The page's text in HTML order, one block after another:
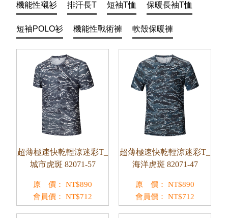
機能性襯衫 排汗長T 短袖T恤 保暖長袖T恤
短袖POLO衫 機能性戰術褲 軟殼保暖褲
超薄極速快乾輕涼迷彩T_
城市虎斑 82071-57
原 價： NT$890
會員價：
NT$712
超薄極速快乾輕涼迷彩T_
海洋虎斑 82071-47
原 價： NT$890
會員價：
NT$712